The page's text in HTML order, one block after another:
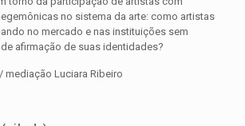
no sistema da arte: como artistas
no mercado e nas instituições sem
afirmação de suas identidades?
Luciara Ribeiro